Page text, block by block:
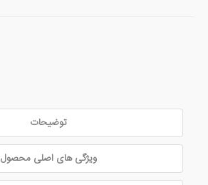
توضیحات
ویژگی های اصلی محصول